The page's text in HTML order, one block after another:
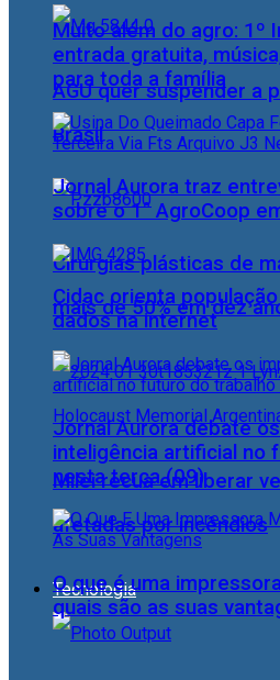
AGU quer suspender a
Brasil
Cirurgias plásticas de
mais de 50% em dez
Milei recua em liberar
afetadas por incêndios
Tecnologia
Muito além do agro: 1º
entrada gratuita,
para toda a família
Jornal Aurora traz
sobre o 1° AgroCoop
Cidac orienta
dados na internet
Jornal Aurora debate
inteligência artificial no
nesta terça (09)
O que é uma
quais são as suas